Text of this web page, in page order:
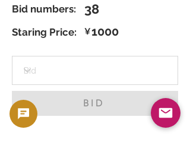
Bid numbers: 38
Staring Price: ¥1000
BID